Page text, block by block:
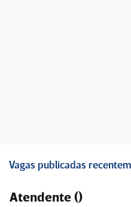
Vagas publicadas
Atendente ()